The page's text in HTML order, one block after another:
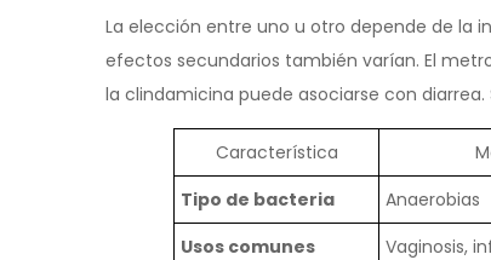
La elección entre uno u otro depende de la
efectos secundarios también varían. El
la clindamicina puede asociarse con
Característica
Tipo de bacteria
Anaerobias
Usos comunes
Vaginosis,